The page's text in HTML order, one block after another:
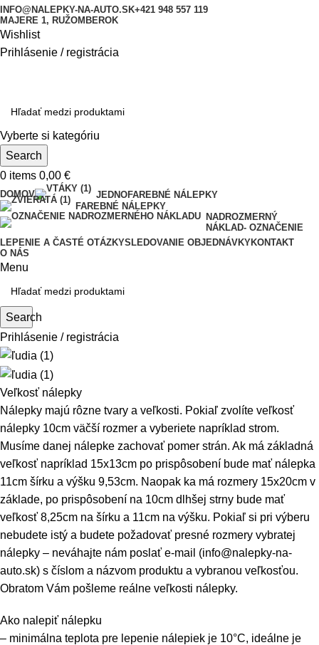
INFO@NALEPKY-NA-AUTO.SK+421 948 557 119
MAJERE 1, RUŽOMBEROK
Wishlist
Prihlásenie / registrácia
Vyberte si kategóriu
Search
0 items 0,00 €
DOMOV
JEDNOFAREBNÉ NÁLEPKY
FAREBNÉ NÁLEPKY
NADROZMERNÝ
NÁKLAD- OZNAČENIE
LEPENIE A ČASTÉ OTÁZKYSLEDOVANIE OBJEDNÁVKYKONTAKT
O NÁS
Menu
Search
Prihlásenie / registrácia
Veľkosť nálepky
Nálepky majú rôzne tvary a veľkosti. Pokiaľ zvolíte veľkosť
nálepky 10cm väčší rozmer a vyberiete napríklad strom.
Musíme danej nálepke zachovať pomer strán. Ak má základná
veľkosť napríklad 15x13cm po prispôsobení bude mať nálepka
11cm šírku a výšku 9,53cm. Naopak ka má rozmery 15x20cm v
základe, po prispôsobení na 10cm dlhšej strny bude mať
veľkosť 8,25cm na šírku a 11cm na výšku. Pokiaľ si pri výberu
nebudete istý a budete požadovať presné rozmery vybratej
nálepky – neváhajte nám poslať e-mail (info@nalepky-na-
auto.sk) s číslom a názvom produktu a vybranou veľkosťou.
Obratom Vám pošleme reálne veľkosti nálepky.
Ako nalepiť nálepku
– minimálna teplota pre lepenie nálepiek je 10°C, ideálne je